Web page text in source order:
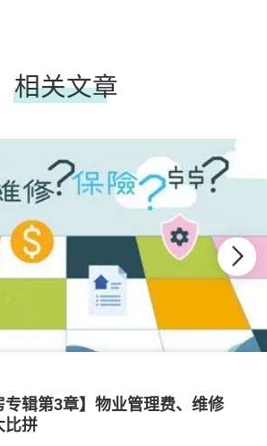
相关文章
专辑第3章】物业管理费、维修
比拼